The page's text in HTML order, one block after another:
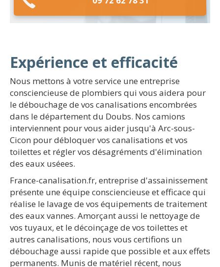
Expérience et efficacité
Nous mettons à votre service une entreprise
consciencieuse de plombiers qui vous aidera pour
le débouchage de vos canalisations encombrées
dans le département du Doubs. Nos camions
interviennent pour vous aider jusqu'à Arc-sous-
Cicon pour débloquer vos canalisations et vos
toilettes et régler vos désagréments d'élimination
des eaux uséees.
France-canalisation.fr, entreprise d'assainissement
présente une équipe consciencieuse et efficace qui
réalise le lavage de vos équipements de traitement
des eaux vannes. Amorçant aussi le nettoyage de
vos tuyaux, et le décoinçage de vos toilettes et
autres canalisations, nous vous certifions un
débouchage aussi rapide que possible et aux effets
permanents. Munis de matériel récent, nous